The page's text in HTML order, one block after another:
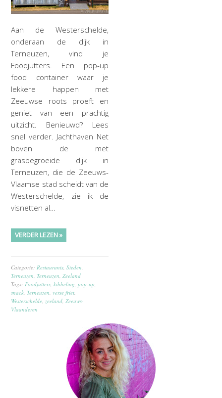
Aan de Westerschelde,
onderaan de dijk in
Terneuzen, vind je
Foodjutters. Een pop-up
food container waar je
lekkere happen met
Zeeuwse roots proeft en
geniet van een prachtig
uitzicht. Benieuwd? Lees
snel verder. Jachthaven Net
boven de met
grasbegroeide dijk in
Terneuzen, die de Zeeuws-
Vlaamse stad scheidt van de
Westerschelde, zie ik de
visnetten al…
VERDER LEZEN »
Categorie: Restaurants ,Steden
Terneuzen ,Terneuzen Zeeland
Tags: Foodjutters ,kibbeling ,pop-up
snack ,Terneuzen verse friet
Westerschelde zeeland Zeeuws-
Vlaanderen